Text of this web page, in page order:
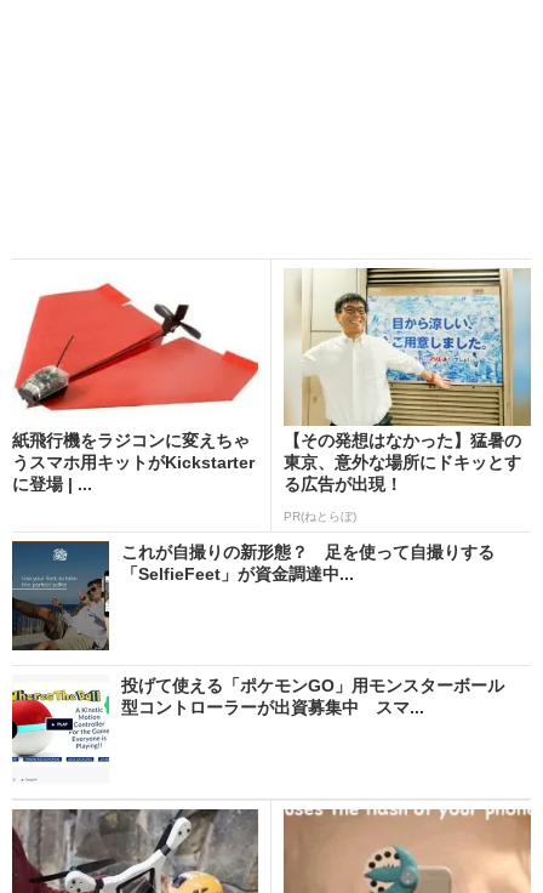
紙飛行機をラジコンに変えちゃ
うスマホ用キットがKickstarter
に登場 | ...
【その発想はなかった】猛暑の
東京、意外な場所にドキッとす
る広告が出現！
PR(ねとらぼ)
これが自撮りの新形態？ 足を使って自撮りする
「SelfieFeet」が資金調達中...
投げて使える「ポケモンGO」用モンスターボール
型コントローラーが出資募集中 スマ...